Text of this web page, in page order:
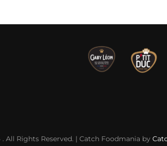
. All Rights Reserved. | Catch Foodmania by